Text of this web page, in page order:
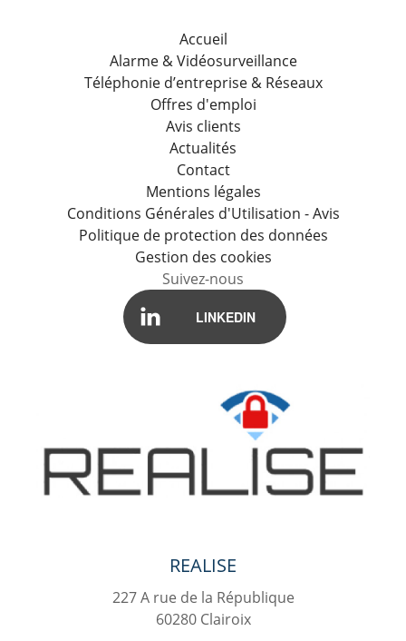
Accueil
Alarme & Vidéosurveillance
Téléphonie d’entreprise & Réseaux
Offres d'emploi
Avis clients
Actualités
Contact
Mentions légales
Conditions Générales d'Utilisation - Avis
Politique de protection des données
Gestion des cookies
Suivez-nous
LINKEDIN
REALISE
227 A rue de la République
60280 Clairoix